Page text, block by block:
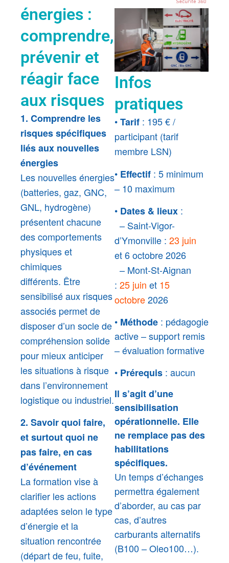
énergies :
comprendre,
prévenir et
réagir face
aux risques
1. Comprendre les
risques spécifiques
liés aux nouvelles
énergies
Les nouvelles énergies
(batteries, gaz, GNC,
GNL, hydrogène)
présentent chacune
des comportements
physiques et
chimiques
différents. Être
sensibilisé aux risques
associés permet de
disposer d’un socle de
compréhension solide
pour mieux anticiper
les situations à risque
dans l’environnement
logistique ou industriel.
2. Savoir quoi faire,
et surtout quoi ne
pas faire, en cas
d’événement
La formation vise à
clarifier les actions
adaptées selon le type
d’énergie et la
situation rencontrée
(départ de feu, fuite,
Infos
pratiques
•Tarif : 195 € /
participant (tarif
membre LSN)
• Effectif : 5 minimum
– 10 maximum
• Dates & lieux :
– Saint-Vigor-
d’Ymonville : 23 juin
et 6 octobre 2026
– Mont-St-Aignan
: 25 juin et 15
octobre2026
• Méthode : pédagogie
active – support remis
– évaluation formative
• Prérequis : aucun
Il s’agit d’une
sensibilisation
opérationnelle. Elle
ne remplace pas des
habilitations
spécifiques.
Un temps d’échanges
permettra également
d’aborder, au cas par
cas, d’autres
carburants alternatifs
(B100 – Oleo100…).